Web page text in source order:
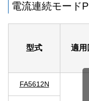
電流連続モード
型式 適用
FA5612N